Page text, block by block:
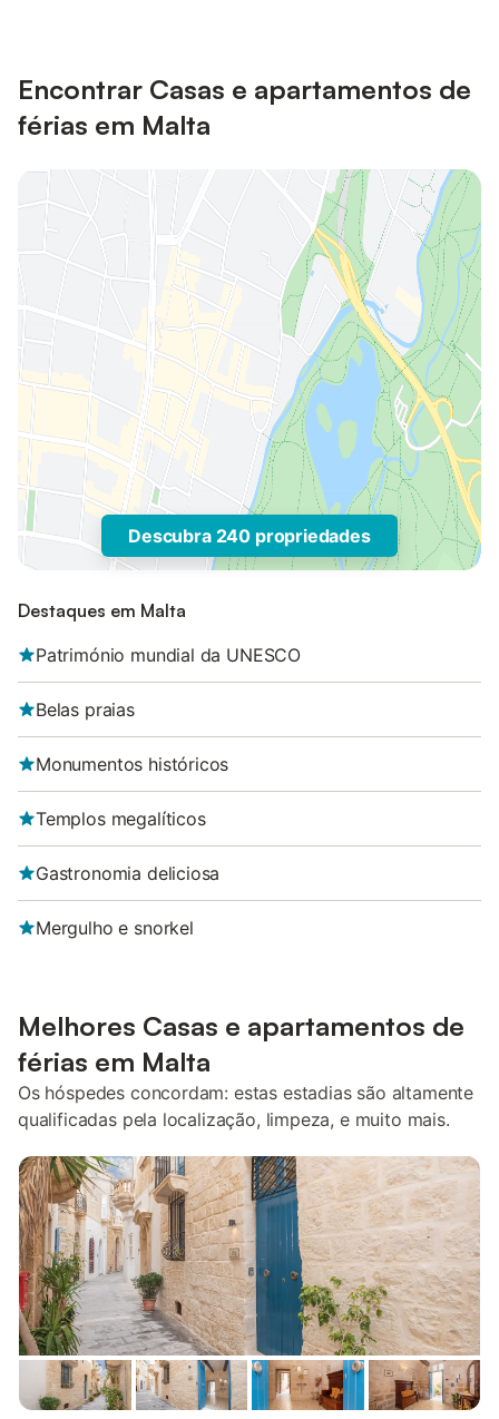
Encontrar Casas e apartamentos de
férias em Malta
Descubra 240 propriedades
Destaques em Malta
Património mundial da UNESCO
Belas praias
Monumentos históricos
Templos megalíticos
Gastronomia deliciosa
Mergulho e snorkel
Melhores Casas e apartamentos de
férias em Malta
Os hóspedes concordam: estas estadias são altamente
qualificadas pela localização, limpeza, e muito mais.